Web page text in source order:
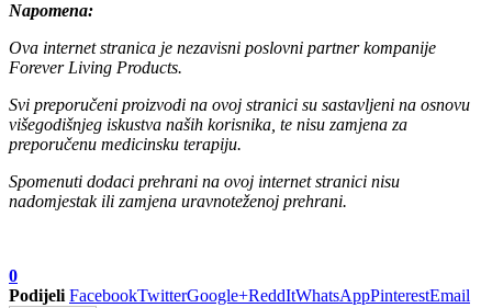
Napomena:
Ova internet stranica je nezavisni poslovni partner kompanije
Forever Living Products.
Svi preporučeni proizvodi na ovoj stranici su sastavljeni na osnovu
višegodišnjeg iskustva naših korisnika, te nisu zamjena za
preporučenu medicinsku terapiju.
Spomenuti dodaci prehrani na ovoj internet stranici nisu
nadomjestak ili zamjena uravnoteženoj prehrani.
0
Podijeli FacebookTwitterGoogle+ReddItWhatsAppPinterestEmail